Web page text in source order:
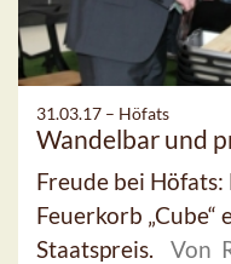
31.03.17 – Höfats
Wandelbar und
Freude bei
Feuerkorb
Staatspreis.
Von